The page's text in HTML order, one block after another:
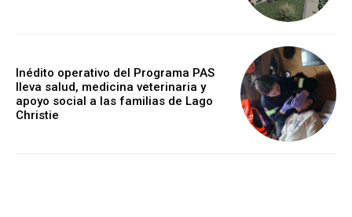
Inédito operativo del Programa PAS
lleva salud, medicina veterinaria y
apoyo social a las familias de Lago
Christie